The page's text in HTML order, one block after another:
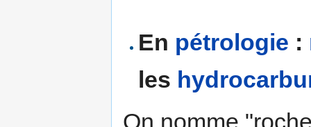
En pétrologie :
les
On nomme